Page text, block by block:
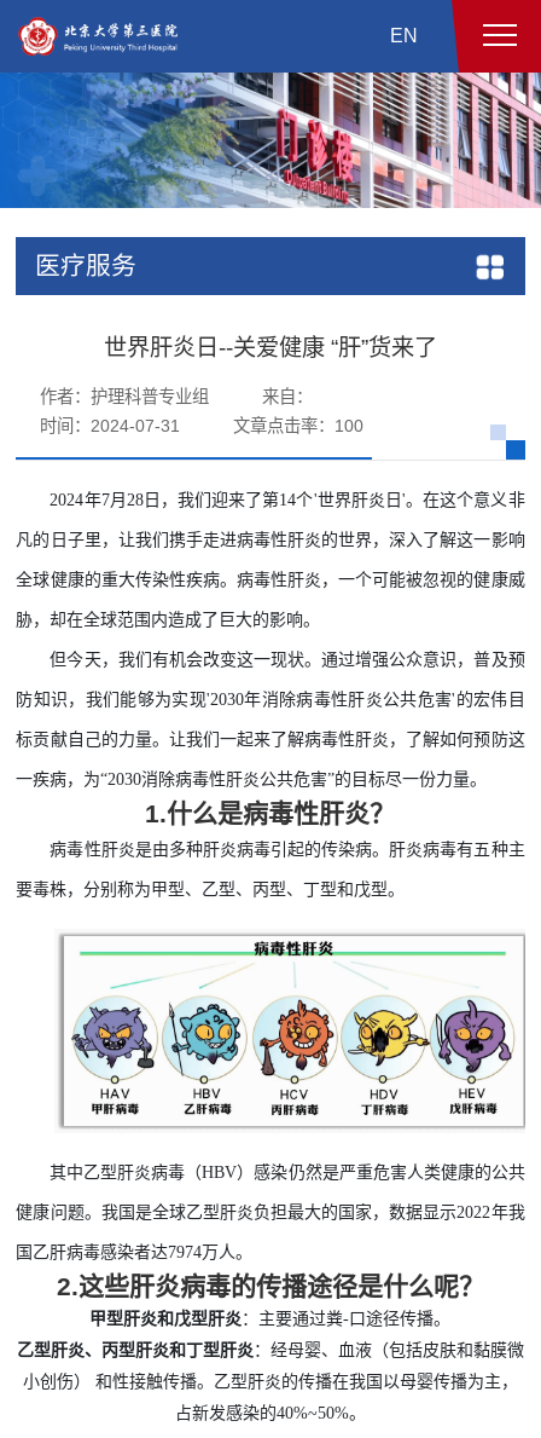
EN
医疗服务
世界肝炎日--关爱健康 “肝”货来了
作者：护理科普专业组
来自：
时间：2024-07-31
文章点击率： 100
2024年7月28日，我们迎来了第14个'世界肝炎日'。在这个意义非
凡的日子里，让我们携手走进病毒性肝炎的世界，深入了解这一影响
全球健康的重大传染性疾病。病毒性肝炎，一个可能被忽视的健康威
胁，却在全球范围内造成了巨大的影响。
但今天，我们有机会改变这一现状。通过增强公众意识，普及预
防知识，我们能够为实现'2030年消除病毒性肝炎公共危害'的宏伟目
标贡献自己的力量。让我们一起来了解病毒性肝炎，了解如何预防这
一疾病，为“2030消除病毒性肝炎公共危害”的目标尽一份力量。
1.什么是病毒性肝炎？
病毒性肝炎是由多种肝炎病毒引起的传染病。肝炎病毒有五种主
要毒株，分别称为甲型、乙型、丙型、丁型和戊型。
其中乙型肝炎病毒（HBV）感染仍然是严重危害人类健康的公共
健康问题。我国是全球乙型肝炎负担最大的国家，数据显示2022年我
国乙肝病毒感染者达7974万人。
2.这些肝炎病毒的传播途径是什么呢？
甲型肝炎和戊型肝炎 ：主要通过粪-口途径传播。
乙型肝炎、丙型肝炎和丁型肝炎 ：经母婴、血液（包括皮肤和黏膜微
小创伤）
和性接触传播。乙型肝炎的传播在我国以母婴传播为主，
占新发感染的40%~50%。